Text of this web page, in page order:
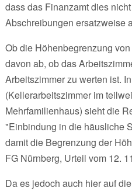
dass das Finanzamt dies
Abschreibungen ersatzweise
Ob die Höhenbegrenzung
davon ab, ob das
Arbeitszimmer zu werten ist.
(Kellerarbeitszimmer im
Mehrfamilienhaus) sieht die
"Einbindung in die häusliche
damit die Begrenzung der
FG Nürnberg, Urteil vom 12.
Da es jedoch auch hier auf